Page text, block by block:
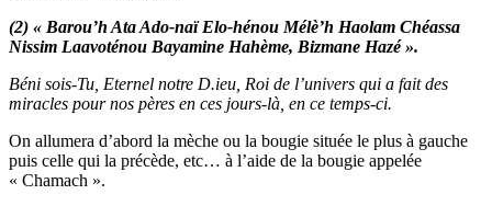
(2) « Barou’h Ata Ado-naï Elo-hénou Mélè’h Haolam Chéassa
Nissim Laavoténou Bayamine Hahème, Bizmane Hazé ».
Béni sois-Tu, Eternel notre D.ieu, Roi de l’univers qui a fait des
miracles pour nos pères en ces jours-là, en ce temps-ci.
On allumera d’abord la mèche ou la bougie située le plus à gauche
puis celle qui la précède, etc… à l’aide de la bougie appelée
« Chamach ».